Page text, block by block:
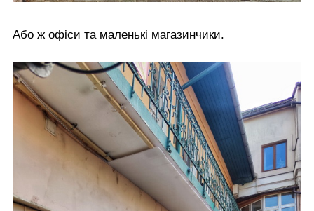
Або ж офіси та маленькі магазинчики.